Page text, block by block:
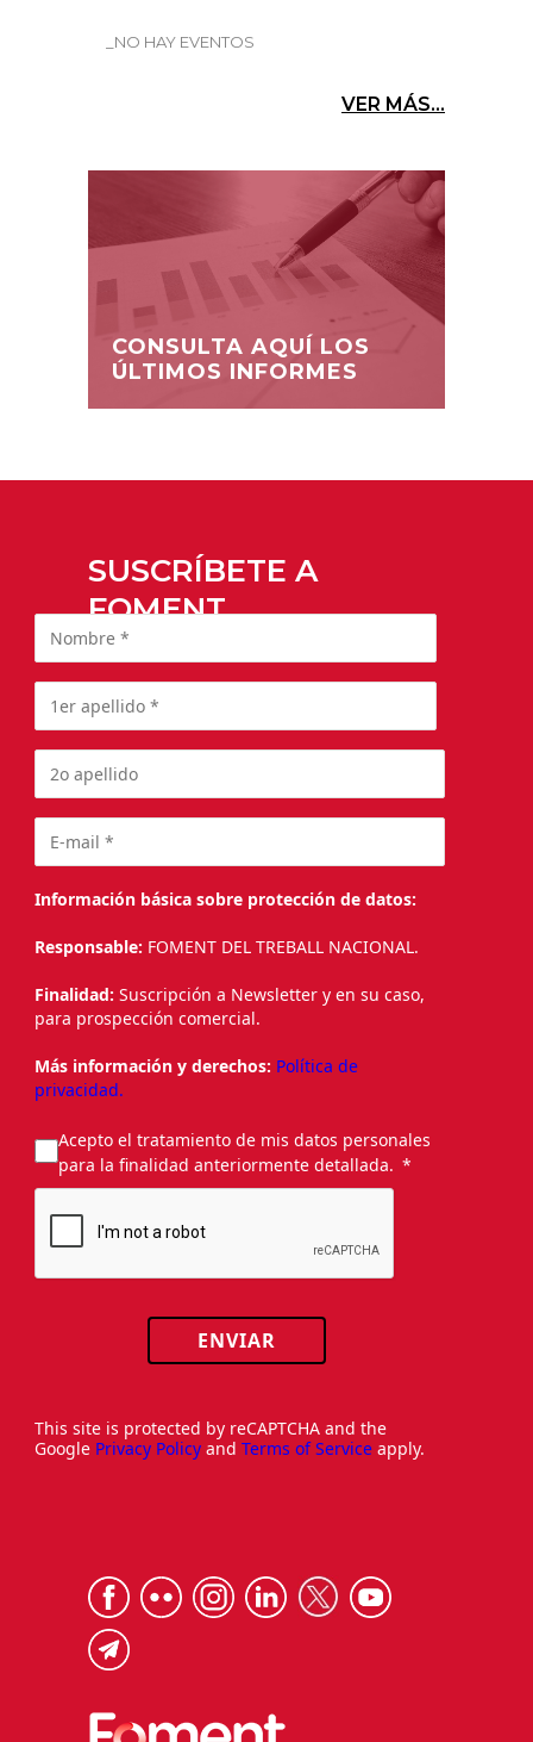
_NO HAY EVENTOS
VER MÁS...
CONSULTA AQUÍ LOS
ÚLTIMOS INFORMES
SUSCRÍBETE A
FOMENT
Información básica sobre protección de datos:
Responsable: FOMENT DEL TREBALL NACIONAL.
Finalidad: Suscripción a Newsletter y en su caso,
para prospección comercial.
Más información y derechos: Política de
privacidad.
Acepto el tratamiento de mis datos personales
para la finalidad anteriormente detallada.
ENVIAR
This site is protected by reCAPTCHA and the
Google Privacy Policy and Terms of Service apply.